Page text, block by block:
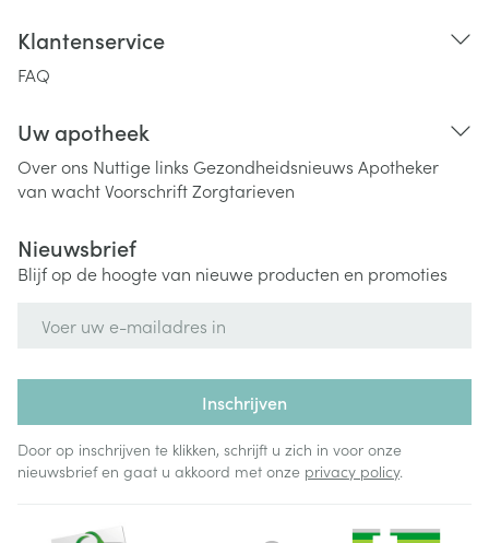
Klantenservice
FAQ
Uw apotheek
Over ons Nuttige links Gezondheidsnieuws Apotheker
van wachtVoorschriftZorgtarieven
Nieuwsbrief
Blijf op de hoogte van nieuwe producten en promoties
Inschrijven
Door op inschrijven te klikken, schrijft u zich in voor onze
nieuwsbrief en gaat u akkoord met onze privacy policy.